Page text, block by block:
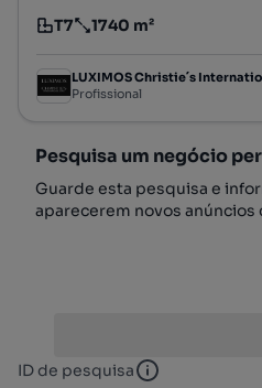
Tipologia
T7
Preço por metro quadrado
1740 m²
LUXIMOS Christie´s
Profissional
Pesquisa um negócio
Guarde esta pesquisa e
aparecerem novos
ID de pesquisa ID de pesquisa